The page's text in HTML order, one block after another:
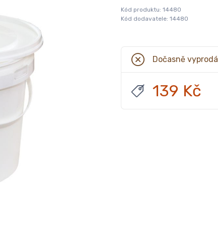
Kód produktu: 14480
Kód dodavatele: 14480
Dočasně
139 Kč